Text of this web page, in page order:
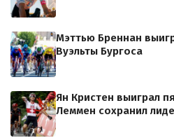
Мэттью Бреннан
Вуэльты Бургоса
Ян Кристен выиграл
Леммен сохранил